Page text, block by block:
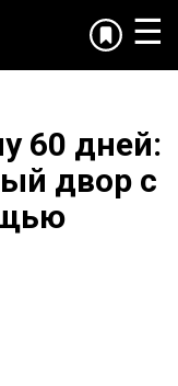
☰
60 дней:
двор с